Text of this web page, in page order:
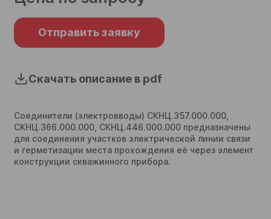
Отправить заявку
Скачать описание в pdf
Соединители (электровводы) СКНЦ.357.000.000,
СКНЦ.366.000.000, СКНЦ.446.000.000 предназначены
для соединения участков электрической линии связи
и герметизации места прохождения её через элемент
конструкции скважинного прибора.
Отправить
Отправить